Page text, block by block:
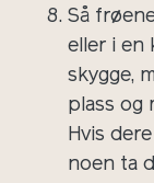
Så
eller i en
skygge,
plass og
Hvis
noen ta